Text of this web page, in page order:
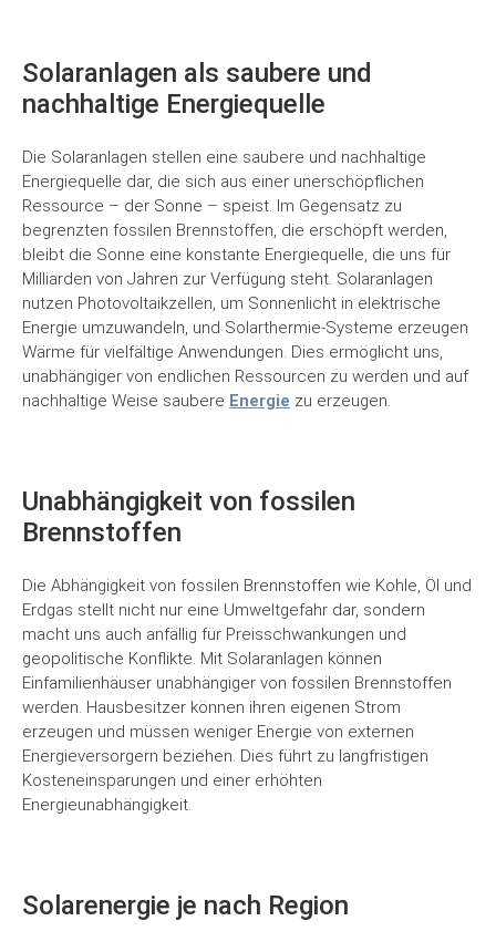
Solaranlagen als saubere und
nachhaltige Energiequelle
Die Solaranlagen stellen eine saubere und nachhaltige
Energiequelle dar, die sich aus einer unerschöpflichen
Ressource – der Sonne – speist. Im Gegensatz zu
begrenzten fossilen Brennstoffen, die erschöpft werden,
bleibt die Sonne eine konstante Energiequelle, die uns für
Milliarden von Jahren zur Verfügung steht. Solaranlagen
nutzen Photovoltaikzellen, um Sonnenlicht in elektrische
Energie umzuwandeln, und Solarthermie-Systeme erzeugen
Wärme für vielfältige Anwendungen. Dies ermöglicht uns,
unabhängiger von endlichen Ressourcen zu werden und auf
nachhaltige Weise saubere Energie zu erzeugen.
Unabhängigkeit von fossilen
Brennstoffen
Die Abhängigkeit von fossilen Brennstoffen wie Kohle, Öl und
Erdgas stellt nicht nur eine Umweltgefahr dar, sondern
macht uns auch anfällig für Preisschwankungen und
geopolitische Konflikte. Mit Solaranlagen können
Einfamilienhäuser unabhängiger von fossilen Brennstoffen
werden. Hausbesitzer können ihren eigenen Strom
erzeugen und müssen weniger Energie von externen
Energieversorgern beziehen. Dies führt zu langfristigen
Kosteneinsparungen und einer erhöhten
Energieunabhängigkeit.
Solarenergie je nach Region